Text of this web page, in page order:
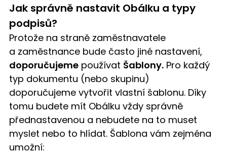
Jak správně nastavit Obálku a typy
podpisů?
Protože na straně zaměstnavatele
a zaměstnance bude často jiné nastavení,
doporučujeme používat Šablony. Pro každý
typ dokumentu (nebo skupinu)
doporučujeme vytvořit vlastní šablonu. Díky
tomu budete mít Obálku vždy správně
přednastavenou a nebudete na to muset
myslet nebo to hlídat. Šablona vám zejména
umožní: